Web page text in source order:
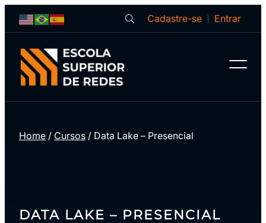
Cadastre-se Entrar
Home / Cursos / Data Lake – Presencial
DATA LAKE – PRESENCIAL